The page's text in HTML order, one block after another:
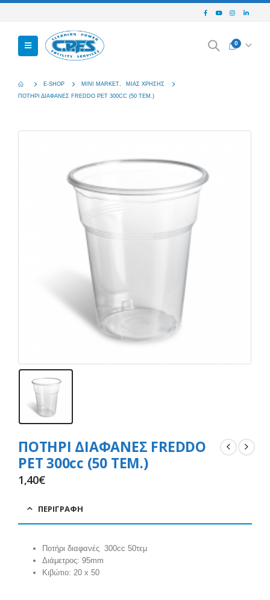
0
E-SHOP MINI MARKET
ΜΙΑΣ ΧΡΉΣΗΣ
ΠΟΤΗΡΙ ΔΙΑΦΑΝΕΣ FREDDO PET 300CC (50 TEM.)
ΠΟΤΗΡΙ ΔΙΑΦΑΝΕΣ FREDDO
PET 300cc (50 TEM.)
1,40€
ΠΕΡΙΓΡΑΦΉ
Ποτήρι διαφανές 300cc 50τεμ
Διάμετρος: 95mm
Κιβώτιο: 20 x 50